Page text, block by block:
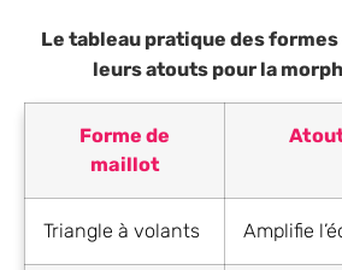
Le tableau pratique des
leurs atouts pour la
Forme de
maillot
Triangle à volants Amplifie